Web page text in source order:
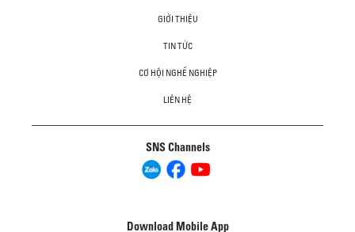
GIỚI THIỆU
TIN TỨC
CƠ HỘI NGHỀ NGHIỆP
LIÊN HỆ
SNS Channels
Download Mobile App